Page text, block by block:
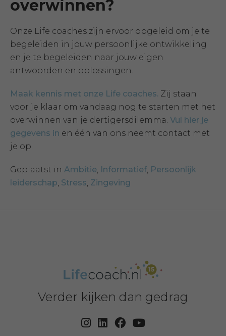
overwinnen?
Onze Life coaches zijn ervoor opgeleid om je te
begeleiden in jouw persoonlijke ontwikkeling
en je te begeleiden naar jouw eigen
antwoorden en oplossingen.
Maak kennis met onze Life coaches. Zij staan
voor je klaar om vandaag nog te starten met het
overwinnen van je dertigersdilemma. Vul hier je
gegevens in en één van ons neemt contact met
je op.
Geplaatst in Ambitie, Informatief, Persoonlijk
leiderschap, Stress, Zingeving
Verder kijken dan gedrag